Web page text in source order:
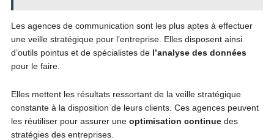
Les agences de communication sont les plus aptes à effectuer
une veille stratégique pour l’entreprise. Elles disposent ainsi
d’outils pointus et de spécialistes de l’analyse des données
pour le faire.
Elles mettent les résultats ressortant de la veille stratégique
constante à la disposition de leurs clients. Ces agences peuvent
les réutiliser pour assurer une optimisation continuedes
stratégies des entreprises.